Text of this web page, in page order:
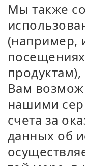
Мы также
(например,
Вам
нашими
счета за
данных об